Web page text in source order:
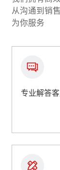
从沟通到销
为你服务
专业解答